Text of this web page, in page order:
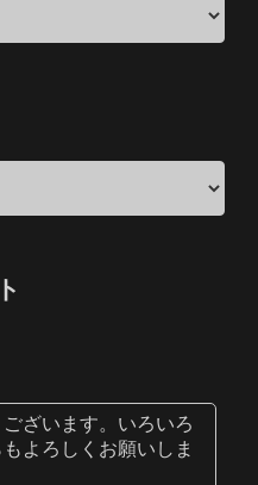
ざいます。いろいろ
よろしくお願いしま